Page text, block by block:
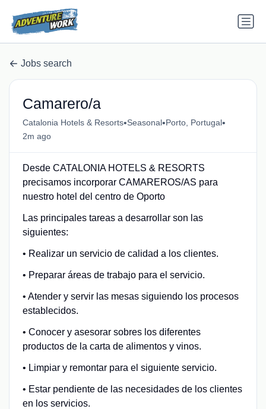
Jobs search
Camarero/a
Catalonia Hotels & Resorts•Seasonal•Porto, Portugal•
2m ago
Desde CATALONIA HOTELS & RESORTS
precisamos incorporar CAMAREROS/AS para
nuestro hotel del centro de Oporto
Las principales tareas a desarrollar son las
siguientes:
• Realizar un servicio de calidad a los clientes.
• Preparar áreas de trabajo para el servicio.
• Atender y servir las mesas siguiendo los procesos
establecidos.
• Conocer y asesorar sobres los diferentes
productos de la carta de alimentos y vinos.
• Limpiar y remontar para el siguiente servicio.
• Estar pendiente de las necesidades de los clientes
en los servicios.